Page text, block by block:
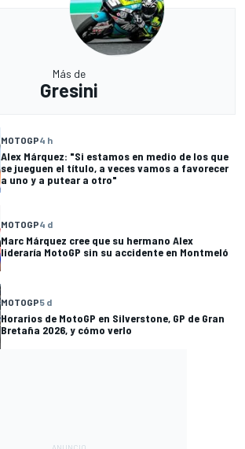
Más de
Gresini
MOTOGP4 h
Alex Márquez: "Si estamos en medio de los que
se jueguen el título, a veces vamos a favorecer
a uno y a putear a otro"
MOTOGP4 d
Marc Márquez cree que su hermano Alex
lideraría MotoGP sin su accidente en Montmeló
MOTOGP5 d
Horarios de MotoGP en Silverstone, GP de Gran
Bretaña 2026, y cómo verlo